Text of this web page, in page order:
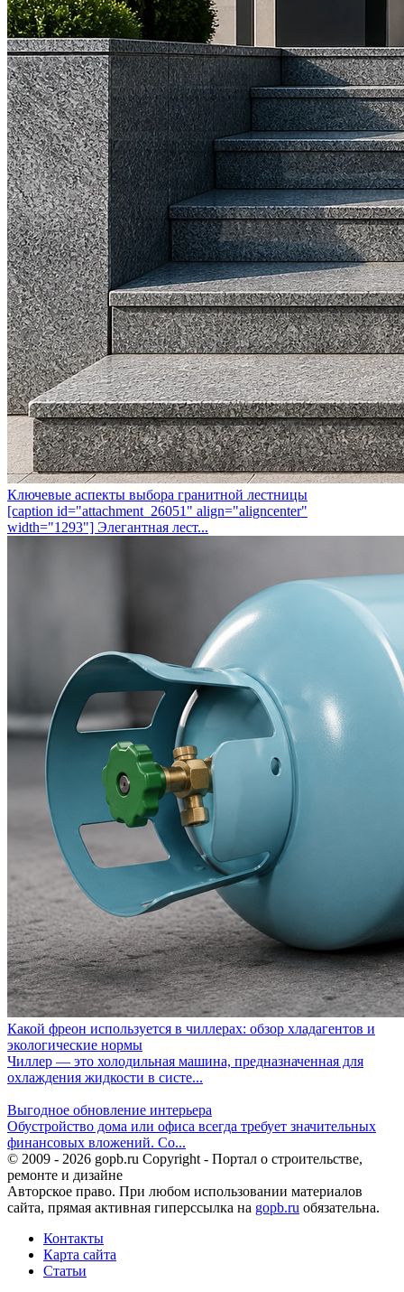
Ключевые аспекты выбора гранитной лестницы
[caption id="attachment_26051" align="aligncenter"
width="1293"] Элегантная лест...
Какой фреон используется в чиллерах: обзор хладагентов и
экологические нормы
Чиллер — это холодильная машина, предназначенная для
охлаждения жидкости в систе...
Выгодное обновление интерьера
Обустройство дома или офиса всегда требует значительных
финансовых вложений. Со...
© 2009 - 2026 gopb.ru Copyright - Портал о строительстве,
ремонте и дизайне
Авторское право. При любом использовании материалов
сайта, прямая активная гиперссылка на gopb.ru обязательна.
Контакты
Карта сайта
Статьи